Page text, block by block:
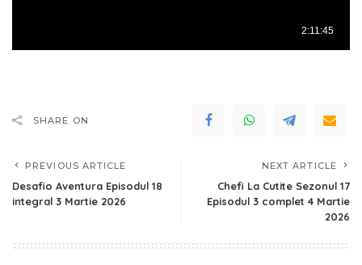
SHARE ON
PREVIOUS ARTICLE
Desafio Aventura Episodul 18
integral 3 Martie 2026
NEXT ARTICLE
Chefi La Cutite Sezonul 17
Episodul 3 complet 4 Martie
2026